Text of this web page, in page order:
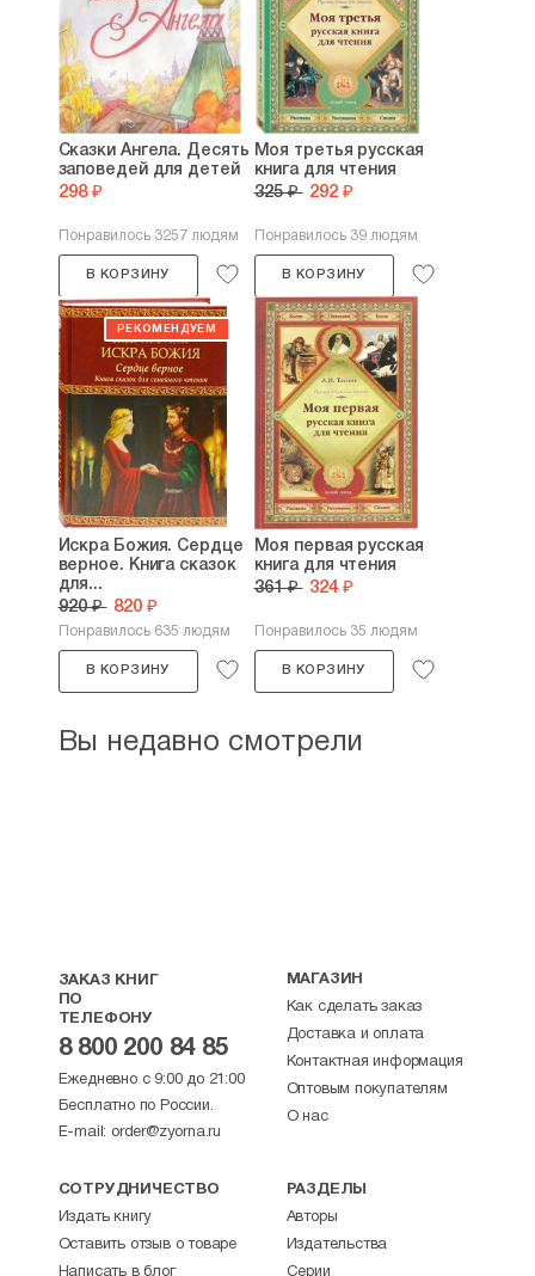
Сказки Ангела. Десять
заповедей для детей
298 ₽
Понравилось 3257 людям
В КОРЗИНУ
Моя третья русская
книга для чтения
325 ₽ 292 ₽
Понравилось 39 людям
В КОРЗИНУ
Искра Божия. Сердце
верное. Книга сказок
для...
920 ₽ 820 ₽
Понравилось 635 людям
В КОРЗИНУ
Моя первая русская
книга для чтения
361 ₽ 324 ₽
Понравилось 35 людям
В КОРЗИНУ
Вы недавно смотрели
ЗАКАЗ КНИГ
ПО
ТЕЛЕФОНУ
8 800 200 84 85
Ежедневно с 9:00 до 21:00
Бесплатно по России.
E-mail: order@zyorna.ru
МАГАЗИН
Как сделать заказ
Доставка и оплата
Контактная информация
Оптовым покупателям
О нас
СОТРУДНИЧЕСТВО
Издать книгу
Оставить отзыв о товаре
Написать в блог
РАЗДЕЛЫ
Авторы
Издательства
Серии